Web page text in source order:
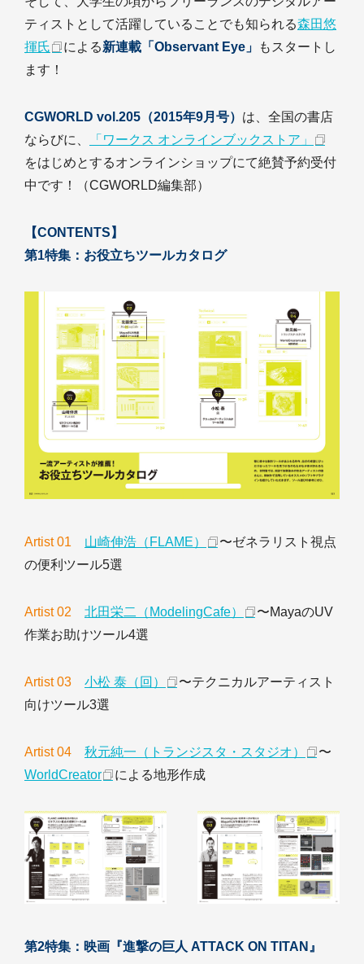
ティストとして活躍していることでも知られる森田悠
揮氏
による新連載「Observant Eye」
もスタートし
ます！
CGWORLD vol.205（2015年9月号） は、全国の書店
ならびに、
「ワークス オンラインブックストア」
をはじめとするオンラインショップにて絶賛予約受付
中です！（CGWORLD編集部）
【CONTENTS】
第1特集：お役立ちツールカタログ
Artist 01 山崎伸浩（FLAME）
〜ゼネラリスト視点
の便利ツール5選
Artist 02 北田栄二（ModelingCafe）
〜MayaのUV
作業お助けツール4選
Artist 03 小松 泰（回）
〜テクニカルアーティスト
向けツール3選
Artist 04 秋元純一（トランジスタ・スタジオ）
〜
WorldCreator
による地形作成
第2特集：映画『進撃の巨人 ATTACK ON TITAN』